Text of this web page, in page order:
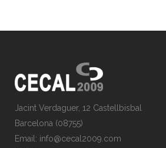
Jacint Verdaguer, 12 Castellbisbal
Barcelona (08755)
Email: info@cecal2009.com